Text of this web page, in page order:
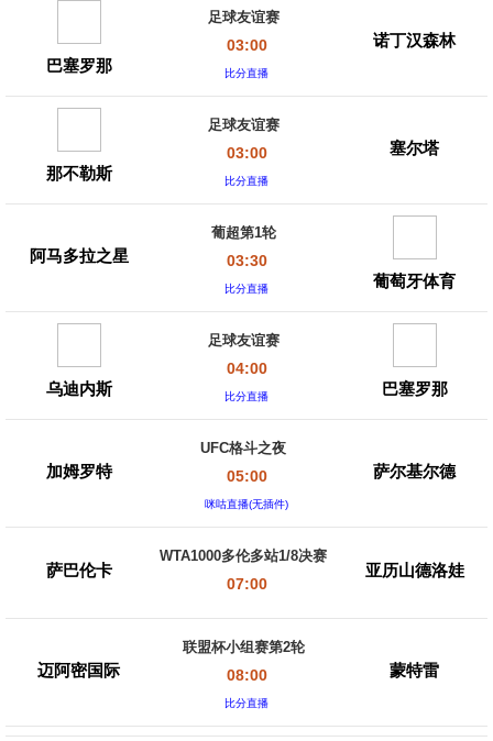
巴塞罗那
足球友谊赛
03:00
比分直播
诺丁汉森林
那不勒斯
足球友谊赛
03:00
比分直播
塞尔塔
阿马多拉之星
葡超第1轮
03:30
比分直播 葡萄牙体育
乌迪内斯
足球友谊赛
04:00
比分直播 巴塞罗那
加姆罗特
UFC格斗之夜
05:00
咪咕直播(无插件)
萨尔基尔德
萨巴伦卡
WTA1000多伦多站1/8决赛
07:00
亚历山德洛娃
迈阿密国际
联盟杯小组赛第2轮
08:00
比分直播
蒙特雷